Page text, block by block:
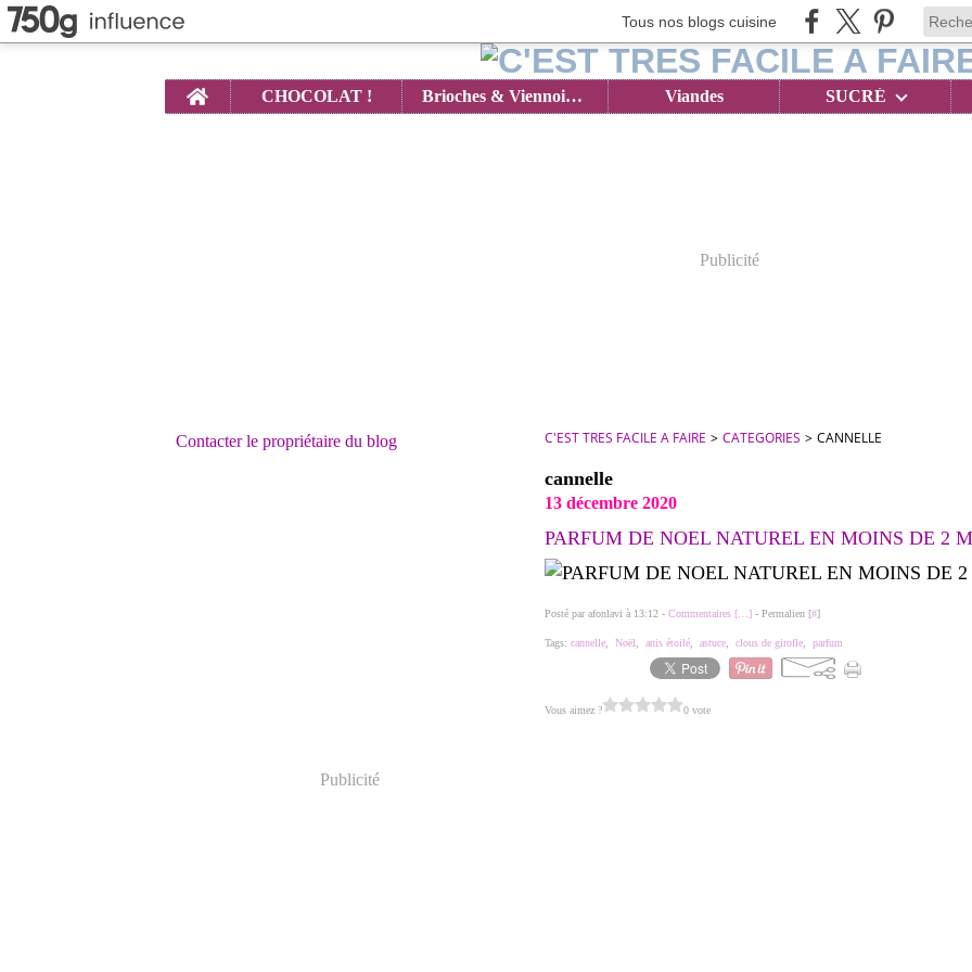
Tous nos blogs cuisine
Home CHOCOLAT ! Brioches & Viennoiseries Viandes SUCRÉ
Publicité
Contacter le propriétaire du blog
Publicité
C'EST TRES FACILE A FAIRE > CATEGORIES > CANNELLE
cannelle
13 décembre 2020
PARFUM DE NOEL NATUREL EN MOINS DE 2
Posté par afonlavi à 13:12 - Commentaires [ ] - Permalien [#]
Tags: cannelle Noël anis étoilé astuce clous de girofle parfum
Vous aimez ? 0 vote